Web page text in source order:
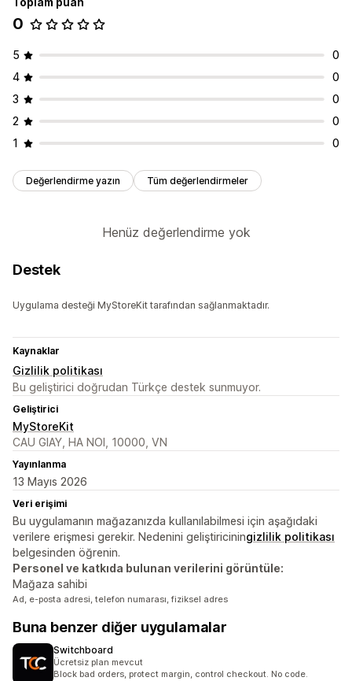
0
5
0
4
0
3
0
2
0
1
0
Değerlendirme yazın Tüm değerlendirmeler
Henüz değerlendirme yok
Destek
Uygulama desteği MyStoreKit tarafından sağlanmaktadır.
Kaynaklar
Gizlilik politikası
Bu geliştirici doğrudan Türkçe destek sunmuyor.
Geliştirici
MyStoreKit
CAU GIAY, HA NOI, 10000, VN
Yayınlanma
13 Mayıs 2026
Veri erişimi
Bu uygulamanın mağazanızda kullanılabilmesi için aşağıdaki
verilere erişmesi gerekir. Nedenini geliştiriciningizlilik politikası
belgesinden öğrenin.
Personel ve katkıda bulunan verilerini görüntüle:
Mağaza sahibi
Ad, e-posta adresi, telefon numarası, fiziksel adres
Buna benzer diğer uygulamalar
Switchboard
Ücretsiz plan mevcut
Block bad orders, protect margin, control checkout. No code.